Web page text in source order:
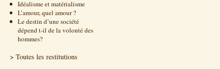
Idéalisme et matérialisme
L’amour, quel amour ?
Le destin d’une société
dépend t-il de la volonté des
hommes?
> Toutes les restitutions